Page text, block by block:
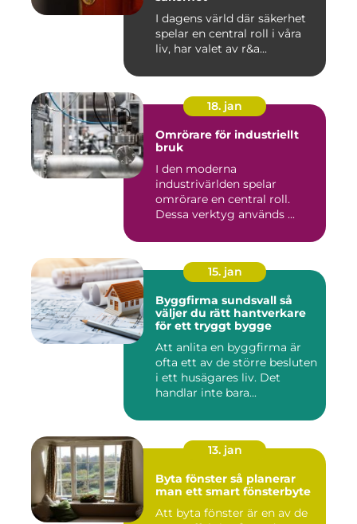
I dagens värld där säkerhet
spelar en central roll i våra
liv, har valet av r&a...
18. jan
Omrörare för industriellt
bruk
I den moderna
industrivärlden spelar
omrörare en central roll.
Dessa verktyg används ...
15. jan
Byggfirma sundsvall så
väljer du rätt hantverkare
för ett tryggt bygge
Att anlita en byggfirma är
ofta ett av de större besluten
i ett husägares liv. Det
handlar inte bara...
13. jan
Byta fönster så planerar
man ett smart fönsterbyte
Att byta fönster är en av de